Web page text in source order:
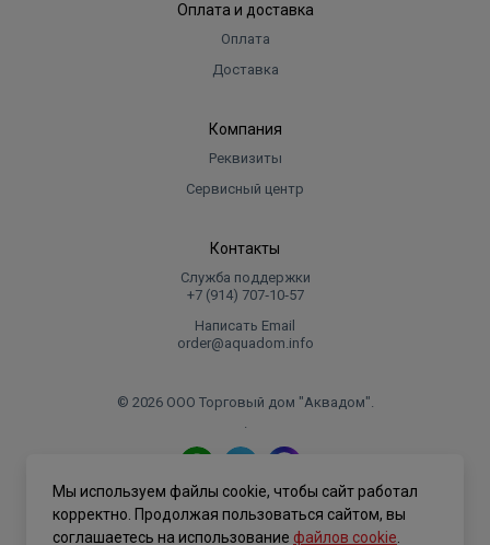
Оплата и доставка
Оплата
Доставка
Компания
Реквизиты
Сервисный центр
Контакты
Служба поддержки
+7 (914) 707‑10‑57
Написать Email
order@aquadom.info
© 2026 ООО Торговый дом "Аквадом".
.
Политика конфиденциальности
Мы используем файлы cookie, чтобы сайт работал
корректно. Продолжая пользоваться сайтом, вы
соглашаетесь на использование файлов cookie